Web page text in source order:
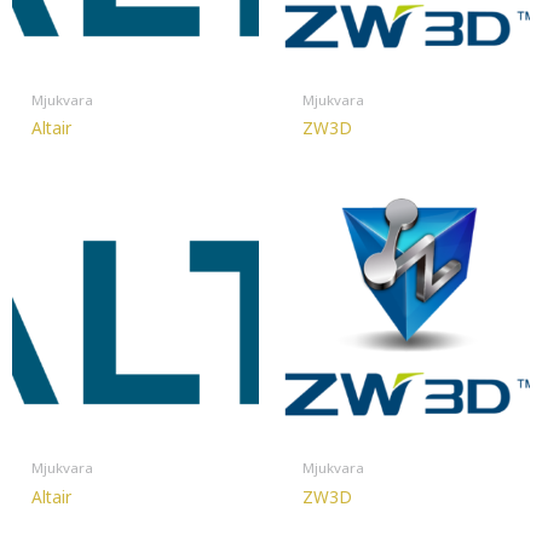
Mjukvara
Altair
Mjukvara
ZW3D
Mjukvara
Altair
Mjukvara
ZW3D